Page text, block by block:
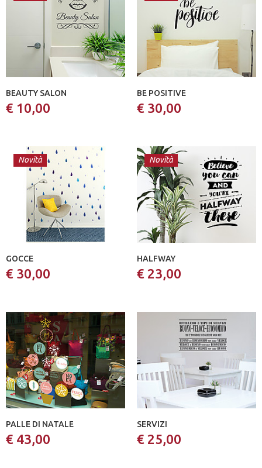
BEAUTY SALON
€ 10,00
BE POSITIVE
€ 30,00
Novità
GOCCE
€ 30,00
Novità
HALFWAY
€ 23,00
PALLE DI NATALE
€ 43,00
SERVIZI
€ 25,00